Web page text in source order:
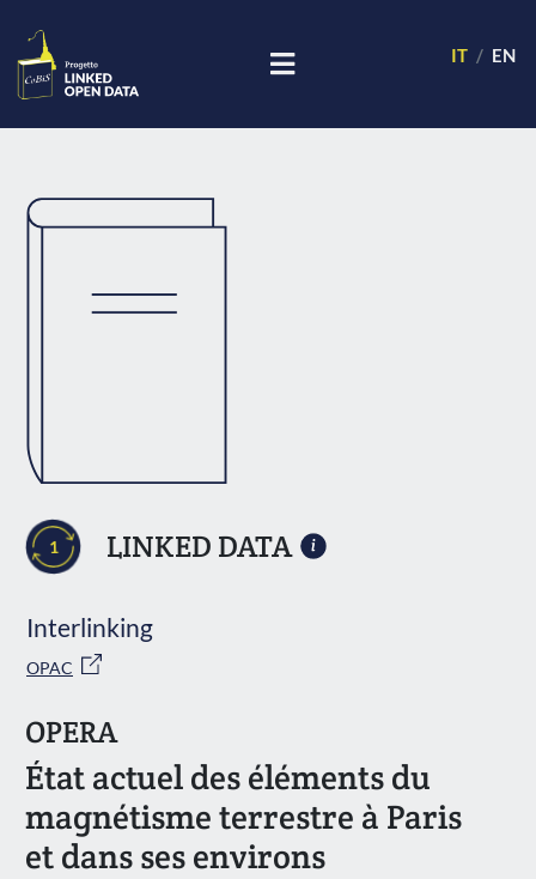
IT EN
1 LINKED DATA
Interlinking
OPAC
OPERA
État actuel des éléments du
magnétisme terrestre à Paris
et dans ses environs